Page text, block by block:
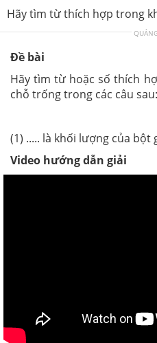
Hãy tìm từ thích hợp trong
Đề bài
Hãy tìm từ hoặc số thích
chỗ trống trong các câu sau:
(1) ..... là khối lượng của
Video hướng dẫn giải